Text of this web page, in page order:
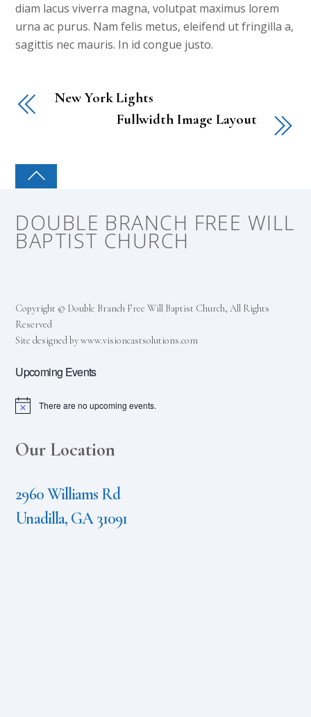
diam lacus viverra magna, volutpat maximus lorem
urna ac purus. Nam felis metus, eleifend ut fringilla a,
sagittis nec mauris. In id congue justo.
New York Lights
Fullwidth Image Layout
DOUBLE BRANCH FREE WILL
BAPTIST CHURCH
Copyright © Double Branch Free Will Baptist Church, All Rights
Reserved
Site designed by www.visioncastsolutions.com
Upcoming Events
N
i
c
There are no upcoming events.
Our Location
2960 Williams Rd
Unadilla, GA 31091